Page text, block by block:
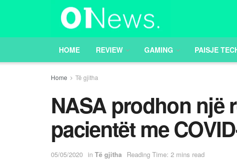
HOME REVIEW GAMING PAISJE
Home Të gjitha
NASA prodhon një
pacientët me
05/05/2020 in Të gjitha Reading Time: 2 mins read